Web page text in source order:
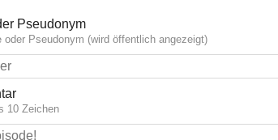
Pseudonym
oder Pseudonym (wird öffentlich angezeigt)
10 Zeichen